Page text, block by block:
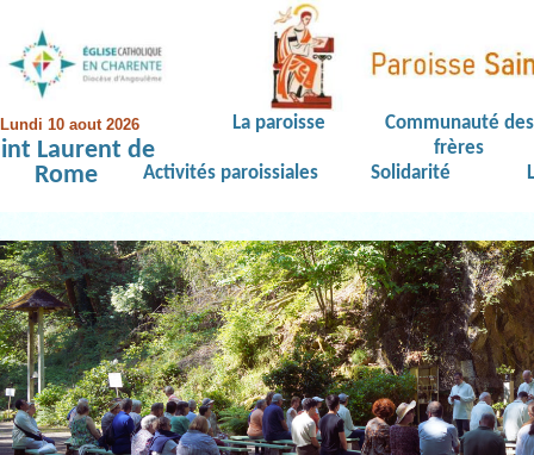
Lundi 10 aout 2026
Laurent de
Rome
La paroisse
Communauté des
frères
Activités paroissiales
Solidarité